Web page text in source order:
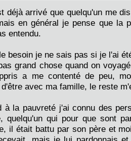
déjà arrivé que quelqu'un me
en général je pense que la
entendu.
besoin je ne sais pas si je l'ai
grand chose quand on
a me contenté de peu,
avec ma famille, le reste
à la pauvreté j'ai connu des
quelqu'un qui pour que sont
il était battu par son père et